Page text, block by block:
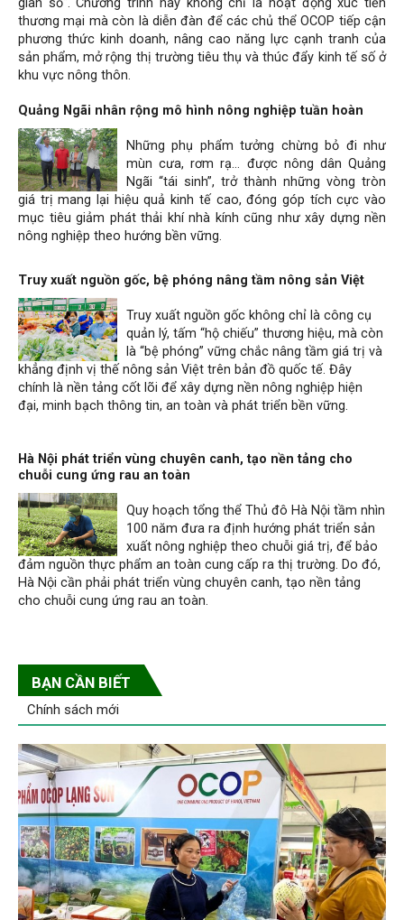
thương mại mà còn là diễn đàn để các chủ thể OCOP tiếp cận
phương thức kinh doanh, nâng cao năng lực cạnh tranh của
sản phẩm, mở rộng thị trường tiêu thụ và thúc đẩy kinh tế số ở
khu vực nông thôn.
Quảng Ngãi nhân rộng mô hình nông nghiệp tuần hoàn
Những phụ phẩm tưởng chừng bỏ đi như
mùn cưa, rơm rạ… được nông dân Quảng
Ngãi “tái sinh”, trở thành những vòng tròn
giá trị mang lại hiệu quả kinh tế cao, đóng góp tích cực vào
mục tiêu giảm phát thải khí nhà kính cũng như xây dựng nền
nông nghiệp theo hướng bền vững.
Truy xuất nguồn gốc, bệ phóng nâng tầm nông sản Việt
Truy xuất nguồn gốc không chỉ là công cụ
quản lý, tấm “hộ chiếu” thương hiệu, mà còn
là “bệ phóng” vững chắc nâng tầm giá trị và
khẳng định vị thế nông sản Việt trên bản đồ quốc tế. Đây
chính là nền tảng cốt lõi để xây dựng nền nông nghiệp hiện
đại, minh bạch thông tin, an toàn và phát triển bền vững.
Hà Nội phát triển vùng chuyên canh, tạo nền tảng cho
chuỗi cung ứng rau an toàn
Quy hoạch tổng thể Thủ đô Hà Nội tầm nhìn
100 năm đưa ra định hướng phát triển sản
xuất nông nghiệp theo chuỗi giá trị, để bảo
đảm nguồn thực phẩm an toàn cung cấp ra thị trường. Do đó,
Hà Nội cần phải phát triển vùng chuyên canh, tạo nền tảng
cho chuỗi cung ứng rau an toàn.
BẠN CẦN BIẾT
Chính sách mới